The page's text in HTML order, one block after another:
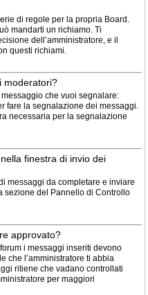
di regole per la propria Board.
mandarti un richiamo. Ti
dell’amministratore, e il
questi richiami.
moderatori?
messaggio che vuoi segnalare:
fare la segnalazione dei messaggi.
necessaria per la segnalazione
finestra di invio dei
messaggi da completare e inviare
sezione del Pannello di Controllo
approvato?
i messaggi inseriti devono
che l’amministratore ti abbia
ritiene che vadano controllati
per maggiori